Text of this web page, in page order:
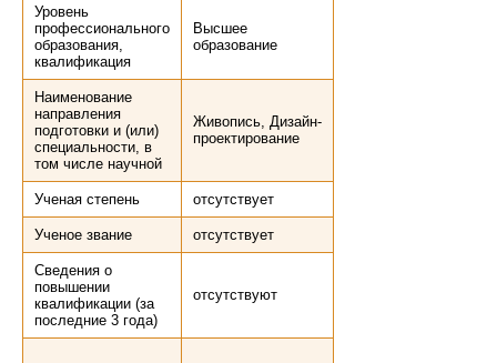
Уровень
профессионального
образования,
квалификация
Высшее
образование
Наименование
направления
подготовки и (или)
специальности, в
том числе научной
Живопись, Дизайн-
проектирование
Ученая степень отсутствует
Ученое звание отсутствует
Сведения о
повышении
квалификации (за
последние 3 года)
отсутствуют